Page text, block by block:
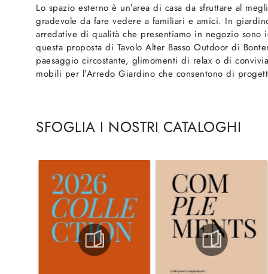
Lo spazio esterno è un’area di casa da sfruttare al
gradevole da fare vedere a familiari e amici. In
arredative di qualità che presentiamo in negozio
questa proposta di Tavolo Alter Basso Outdoor di
paesaggio circostante, glimomenti di relax o di
mobili per l’Arredo Giardino che consentono di
SFOGLIA I NOSTRI CATALOGHI